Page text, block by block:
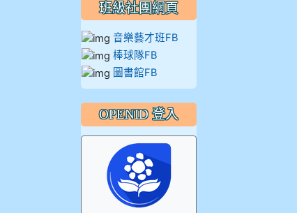
班級社團網頁
音樂藝才班FB
棒球隊FB
圖書館FB
OPENID 登入